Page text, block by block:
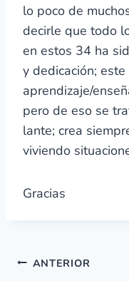
lo poco de
decirle que todo
en estos 34 ha
y dedicación;
aprendizaje/
pero de eso se
lante; crea
viviendo
Gracias
ANTERIOR